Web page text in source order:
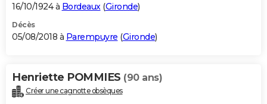
16/10/1924 à Bordeaux(Gironde)
Décès
05/08/2018 à Parempuyre (Gironde)
Henriette POMMIES (90 ans)
Créer une cagnotte obsèques